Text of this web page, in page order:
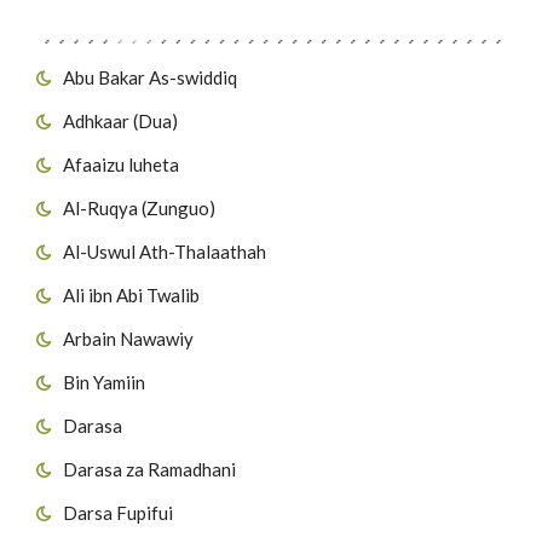
Abu Bakar As-swiddiq
Adhkaar (Dua)
Afaaizu luheta
Al-Ruqya (Zunguo)
Al-Uswul Ath-Thalaathah
Ali ibn Abi Twalib
Arbain Nawawiy
Bin Yamiin
Darasa
Darasa za Ramadhani
Darsa Fupifui